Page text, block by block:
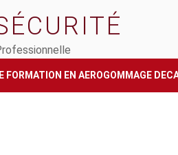
FORMATION EN AEROGOMMAGE